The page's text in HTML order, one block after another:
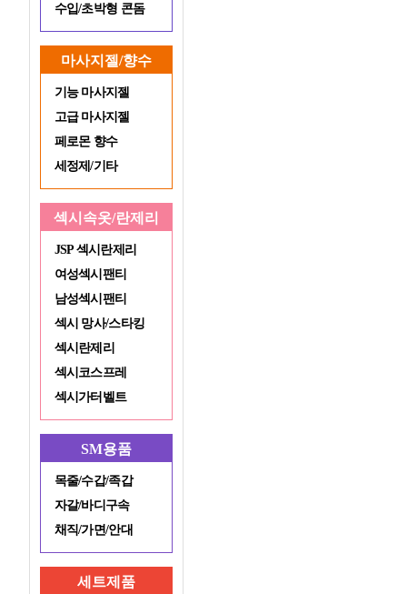
수입/초박형 콘돔
마사지젤/향수
기능 마사지젤
고급 마사지젤
페로몬 향수
세정제/기타
섹시속옷/란제리
JSP 섹시란제리
여성섹시팬티
남성섹시팬티
섹시 망사/스타킹
섹시란제리
섹시코스프레
섹시가터벨트
SM용품
목줄/수갑/족갑
자갈/바디구속
채직/가면/안대
세트제품